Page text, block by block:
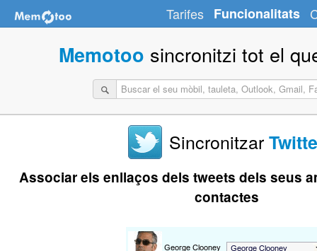
Tarifes Funcionalitats
Memotoo sincronitzi tot el
Sincronitzar
Associar els enllaços dels tweets dels seus
contactes